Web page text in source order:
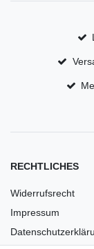
RECHTLICHES
Widerrufsrecht
Impressum